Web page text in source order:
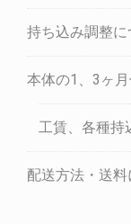
持ち込み調整に
本体の1、3ヶ
工賃、各種持
配送方法・送料